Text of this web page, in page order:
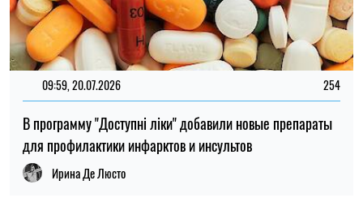
09:59, 20.07.2026 254
В программу "Доступні ліки" добавили новые препараты
для профилактики инфарктов и инсультов
Ирина Де Люсто